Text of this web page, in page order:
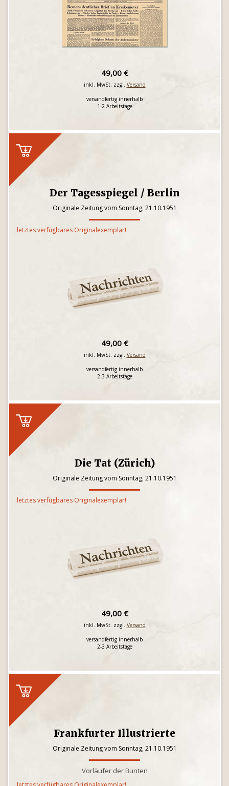
49,00 €
inkl. MwSt. zzgl. Versand
versandfertig innerhalb
1-2 Arbeitstage
Der Tagesspiegel / Berlin
Originale Zeitung vom Sonntag, 21.10.1951
letztes verfügbares Originalexemplar!
49,00 €
inkl. MwSt. zzgl. Versand
versandfertig innerhalb
2-3 Arbeitstage
Die Tat (Zürich)
Originale Zeitung vom Sonntag, 21.10.1951
letztes verfügbares Originalexemplar!
49,00 €
inkl. MwSt. zzgl. Versand
versandfertig innerhalb
2-3 Arbeitstage
Frankfurter Illustrierte
Originale Zeitung vom Sonntag, 21.10.1951
Vorläufer der Bunten